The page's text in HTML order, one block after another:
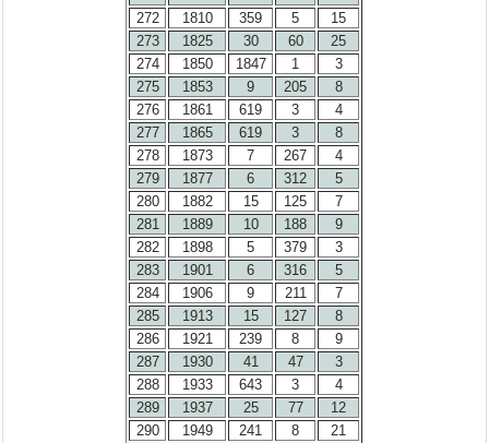
272
1810 359 5
15
273
1825 30 60
25
274
1850 1847 1
3
275
1853 9 205
8
276
1861 619 3
4
277
1865 619 3
8
278
1873 7 267
4
279
1877 6 312
5
280
1882 15 125
7
281
1889 10 188
9
282
1898 5 379
3
283
1901 6 316
5
284
1906 9 211
7
285
1913 15 127
8
286
1921 239 8
9
287
1930 41 47
3
288
1933 643 3
4
289
1937 25 77
12
290
1949 241 8
21